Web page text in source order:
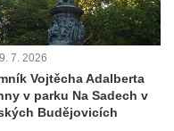
v
Vlčí
7. 2026
Vojtěcha Adalberta
v parku Na Sadech v
Budějovicích